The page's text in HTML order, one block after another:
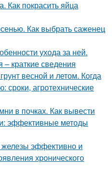
Как покрасить яйца
Как выбрать саженец
ухода за ней.
– краткие сведения
весной и летом. Когда
сроки, агротехнические
в почках. Как вывести
эффективные методы
эффективно и
хронического